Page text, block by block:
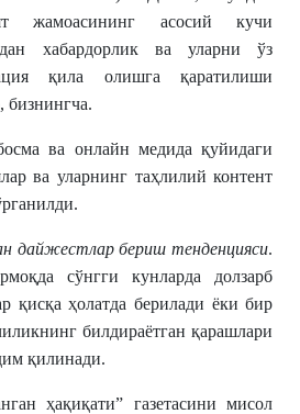
жамоасининг асосий кучи
хабардорлик ва уларни ўз
қила олишга қаратилиши
бизнингча.
ва онлайн медида қуйидаги
ва уларнинг таҳлилий контент
дайжестлар бериш тенденцияси.
сўнгги кунларда долзарб
қисқа ҳолатда берилади ёки бир
билдираётган қарашлари
қилинади.
ҳақиқати” газетасини мисол